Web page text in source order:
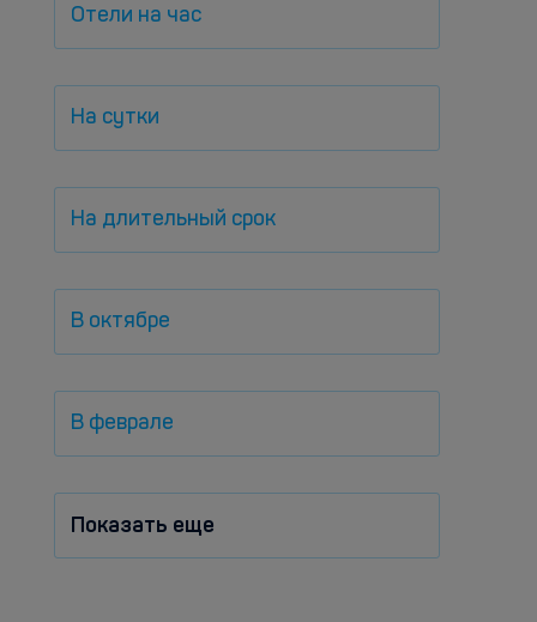
Отели на час
На сутки
На длительный срок
В октябре
В феврале
Показать еще